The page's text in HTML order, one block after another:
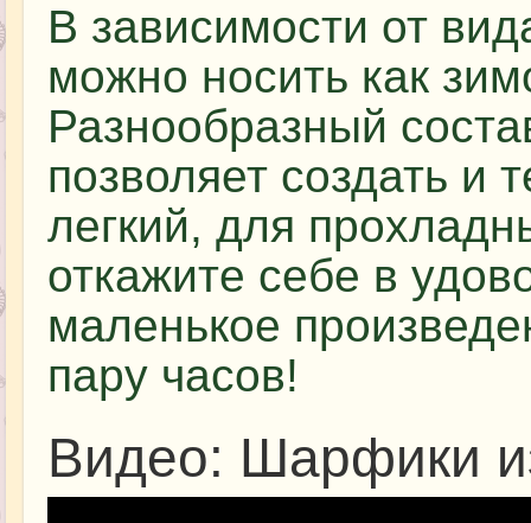
В зависимости от
можно носить как
Разнообразный
позволяет создать
легкий, для
откажите себе в
маленькое
пару часов!
Видео: Шарфики